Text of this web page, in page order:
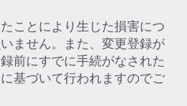
ことにより生じた損害につ
ません。また、変更登録が
前にすでに手続がなされた
基づいて行われますのでご